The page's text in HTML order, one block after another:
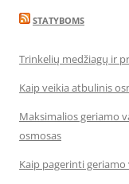
STATYBOMS
Trinkelių medžiagų ir
Kaip veikia atbulinis
Maksimalios geriamo
osmosas
Kaip pagerinti